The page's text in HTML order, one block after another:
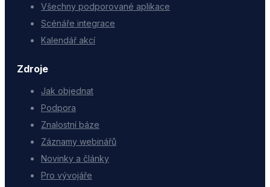
Všechny podporované aplikace
Scénáře integrace
Kalendář akcí
Zdroje
Jak objednat
Podpora
Znalostní báze
Záznamy webinářů
Novinky a články
Pro vývojáře